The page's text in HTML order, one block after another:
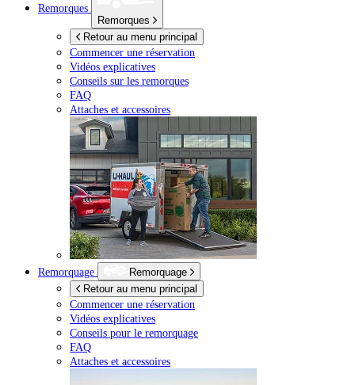
Remorques
Remorques
Retour au menu principal
Commencer une réservation
Vidéos explicatives
Conseils sur les remorques
FAQ
Attaches et accessoires
Remorquage
Remorquage
Retour au menu principal
Commencer une réservation
Vidéos explicatives
Conseils pour le remorquage
FAQ
Attaches et accessoires